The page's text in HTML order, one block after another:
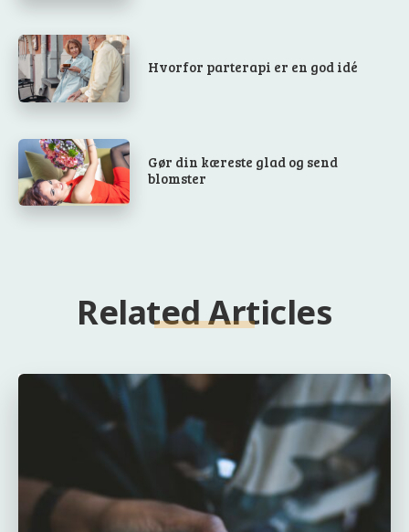
Hvorfor parterapi er en god idé
Gør din kæreste glad og send
blomster
Related Articles